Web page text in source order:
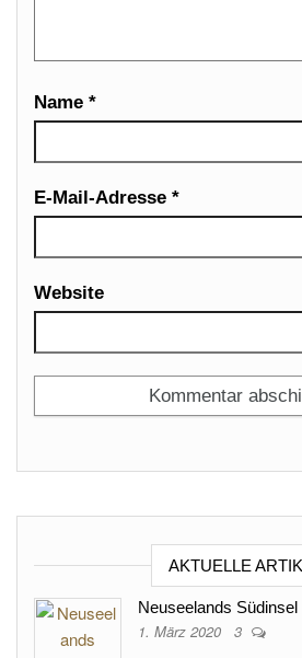
Name *
E-Mail-Adresse *
Website
AKTUELLE
Neuseelands Südinsel
1. März 2020 3